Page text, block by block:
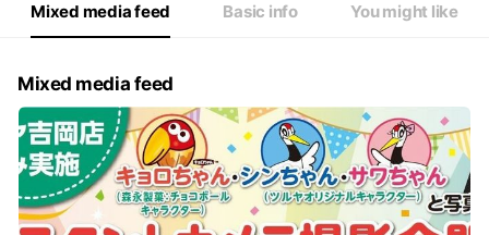
Mixed media feed Basic info You might like
Mixed media feed